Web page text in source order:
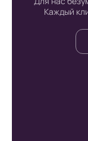
Каждый